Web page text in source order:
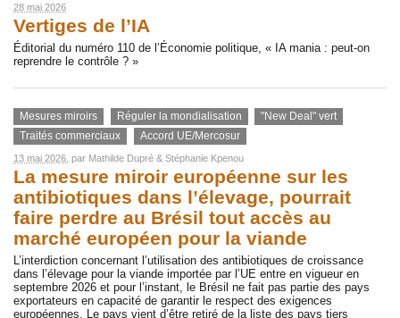
28 mai 2026
Vertiges de l’IA
Éditorial du numéro 110 de l’Économie politique, « IA mania : peut-on
reprendre le contrôle ? »
Mesures miroirs Réguler la mondialisation
"New Deal" vert
Traités commerciaux
Accord UE/Mercosur
13 mai 2026, par Mathilde Dupré & Stéphanie Kpenou
La mesure miroir européenne sur les
antibiotiques dans l’élevage, pourrait
faire perdre au Brésil tout accès au
marché européen pour la viande
L’interdiction concernant l’utilisation des antibiotiques de croissance
dans l’élevage pour la viande importée par l’UE entre en vigueur en
septembre 2026 et pour l’instant, le Brésil ne fait pas partie des pays
exportateurs en capacité de garantir le respect des exigences
européennes. Le pays vient d’être retiré de la liste des pays tiers